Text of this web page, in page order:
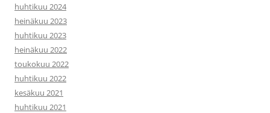
huhtikuu 2024
heinäkuu 2023
huhtikuu 2023
heinäkuu 2022
toukokuu 2022
huhtikuu 2022
kesäkuu 2021
huhtikuu 2021